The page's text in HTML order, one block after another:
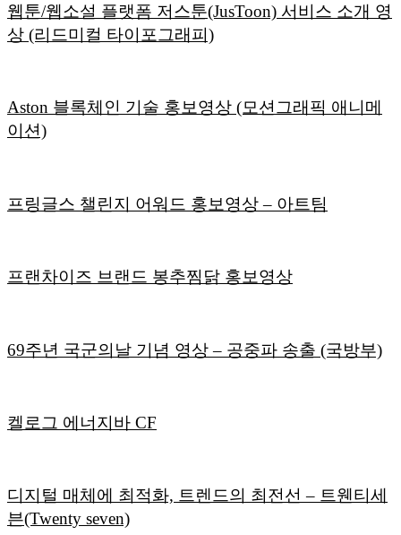
웹툰/웹소설 플랫폼 저스툰(JusToon) 서비스 소개 영
상 (리드미컬 타이포그래피)
Aston 블록체인 기술 홍보영상 (모션그래픽 애니메
이션)
프링글스 챌린지 어워드 홍보영상 – 아트팀
프랜차이즈 브랜드 봉추찜닭 홍보영상
69주년 국군의날 기념 영상 – 공중파 송출 (국방부)
켈로그 에너지바 CF
디지털 매체에 최적화, 트렌드의 최전선 – 트웬티세
븐(Twenty seven)